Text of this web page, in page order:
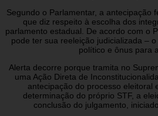
Segundo o Parlamentar, a antecipação
que diz respeito à escolha dos
parlamento estadual. De acordo com o
pode ter sua reeleição judicializada –
político e ônus para
Alerta decorre porque tramita no
uma Ação Direta de
antecipação do processo eleitoral
determinação do próprio STF, a
conclusão do julgamento,